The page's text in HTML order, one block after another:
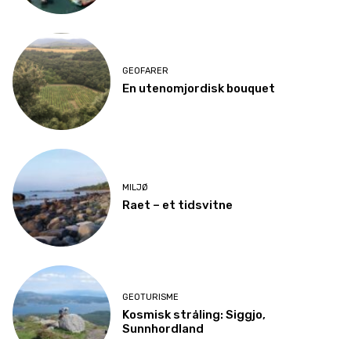
GEOFARER
En utenomjordisk bouquet
MILJØ
Raet – et tidsvitne
GEOTURISME
Kosmisk stråling: Siggjo,
Sunnhordland